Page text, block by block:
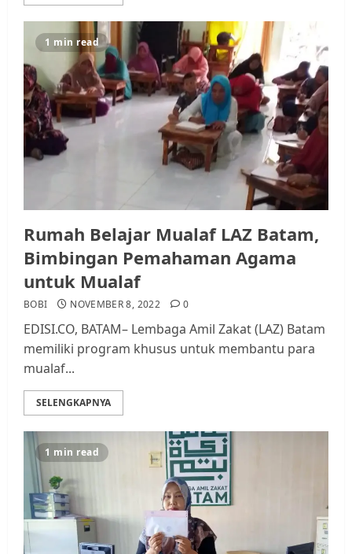
1 min read
Rumah Belajar Mualaf LAZ Batam,
Bimbingan Pemahaman Agama
untuk Mualaf
BOBI NOVEMBER 8, 2022 0
EDISI.CO, BATAM– Lembaga Amil Zakat (LAZ) Batam
memiliki program khusus untuk membantu para
mualaf...
SELENGKAPNYA
1 min read
Datangi Pemko Batam, Warga
Rempang Protes Lahan Mereka
Diambil untuk Sekolah Rakyat